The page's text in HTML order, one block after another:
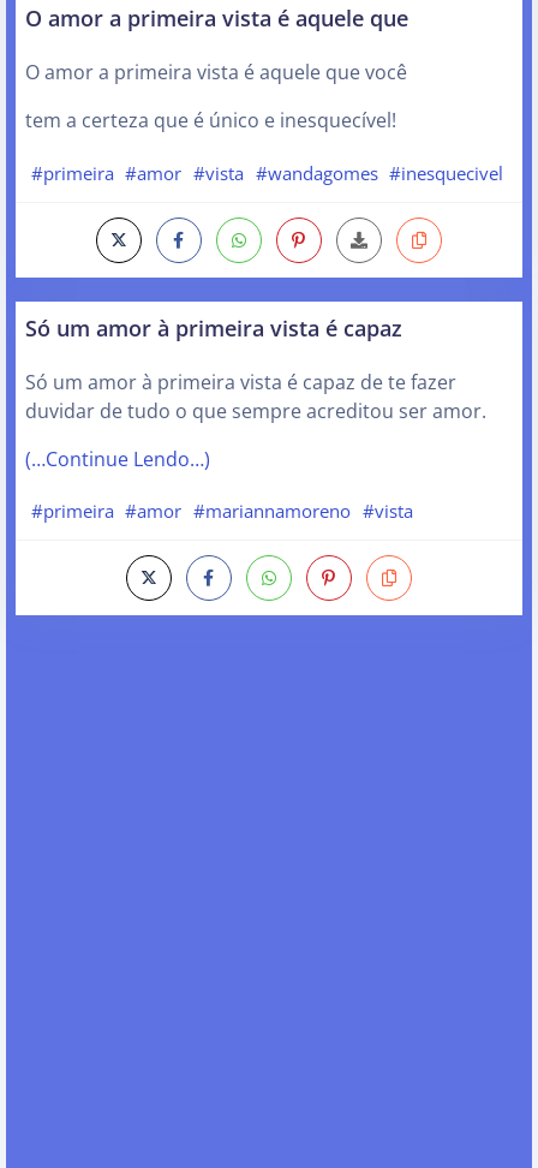
O amor a primeira vista é aquele que
O amor a primeira vista é aquele que você
tem a certeza que é único e inesquecível!
#primeira #amor #vista #wandagomes #inesquecivel
Só um amor à primeira vista é capaz
Só um amor à primeira vista é capaz de te fazer
duvidar de tudo o que sempre acreditou ser amor.
(…Continue Lendo…)
#primeira #amor #mariannamoreno #vista